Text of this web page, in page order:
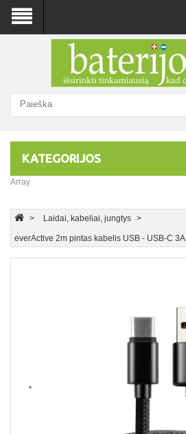
KATEGORIJOS
Array
Laidai, kabeliai, jungtys
everActive 2m pintas kabelis USB - USB-C 3A